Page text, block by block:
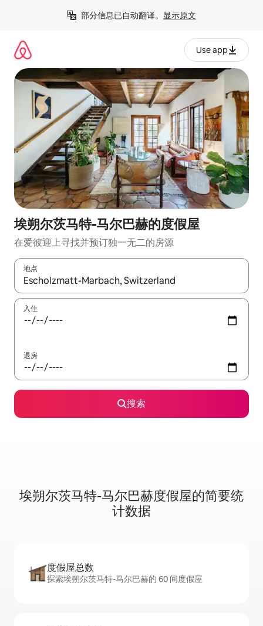
部分信息已自动翻译。 显示原文
Use app
埃朔尔茨马特-马尔巴赫的度假屋
在爱彼迎上寻找并预订独一无二的房源
地点
如有搜索结果，请使用上下方向键查看，或通过点击或滑动手势
入住
退房
搜索
埃朔尔茨马特-马尔巴赫度假屋的简要统
计数据
度假屋总数
探索埃朔尔茨马特-马尔巴赫的 60 间度假屋